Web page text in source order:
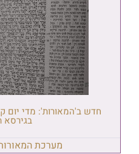
חדש ב'המאורות': מדי יום
בגירסא
מערכת